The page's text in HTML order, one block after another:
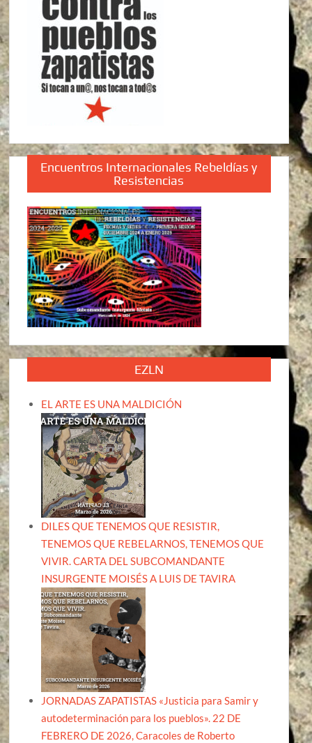
Encuentros Internacionales Rebeldías y
Resistencias
EZLN
EL ARTE ES UNA MALDICIÓN
DILES QUE TENEMOS QUE RESISTIR,
TENEMOS QUE REBELARNOS, TENEMOS QUE
VIVIR. CARTA DEL SUBCOMANDANTE
INSURGENTE MOISÉS A LUIS DE TAVIRA
JORNADAS ZAPATISTAS «Justicia para Samir y
autodeterminación para los pueblos». 22 DE
FEBRERO DE 2026, Caracoles de Roberto